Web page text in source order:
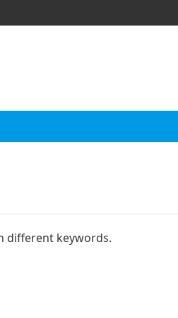
different keywords.